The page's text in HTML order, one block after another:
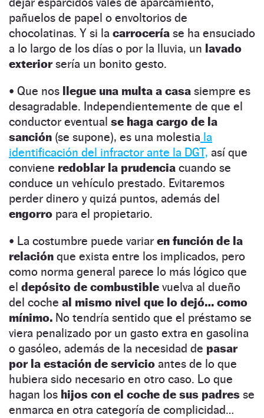
pañuelos de papel o envoltorios de
chocolatinas. Y si la carrocería se ha ensuciado
a lo largo de los días o por la lluvia, un lavado
exteriorsería un bonito gesto.
• Que nos llegue una multa a casa siempre es
desagradable. Independientemente de que el
conductor eventual se haga cargo de la
sanción (se supone), es una molestia la
identificación del infractor ante la DGT, así que
conviene redoblar la prudencia cuando se
conduce un vehículo prestado. Evitaremos
perder dinero y quizá puntos, además del
engorro para el propietario.
• La costumbre puede variar en función de la
relación que exista entre los implicados, pero
como norma general parece lo más lógico que
el depósito de combustible vuelva al dueño
del coche al mismo nivel que lo dejó… como
mínimo. No tendría sentido que el préstamo se
viera penalizado por un gasto extra en gasolina
o gasóleo, además de la necesidad de pasar
por la estación de servicio antes de lo que
hubiera sido necesario en otro caso. Lo que
hagan los hijos con el coche de sus padres se
enmarca en otra categoría de complicidad…